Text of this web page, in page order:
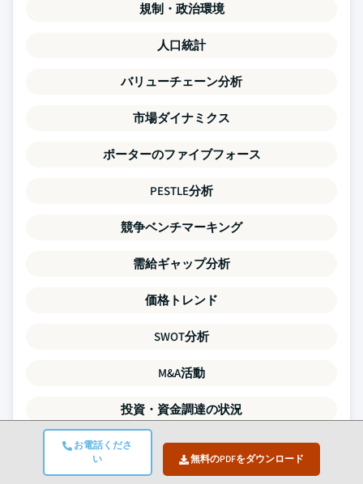
お電話くださ
い
無料のPDFをダウンロード
規制・政治環境
人口統計
バリューチェーン分析
市場ダイナミクス
ポーターのファイブフォース
PESTLE分析
競争ベンチマーキング
需給ギャップ分析
価格トレンド
SWOT分析
M&A活動
投資・資金調達の状況
企業プロファイル